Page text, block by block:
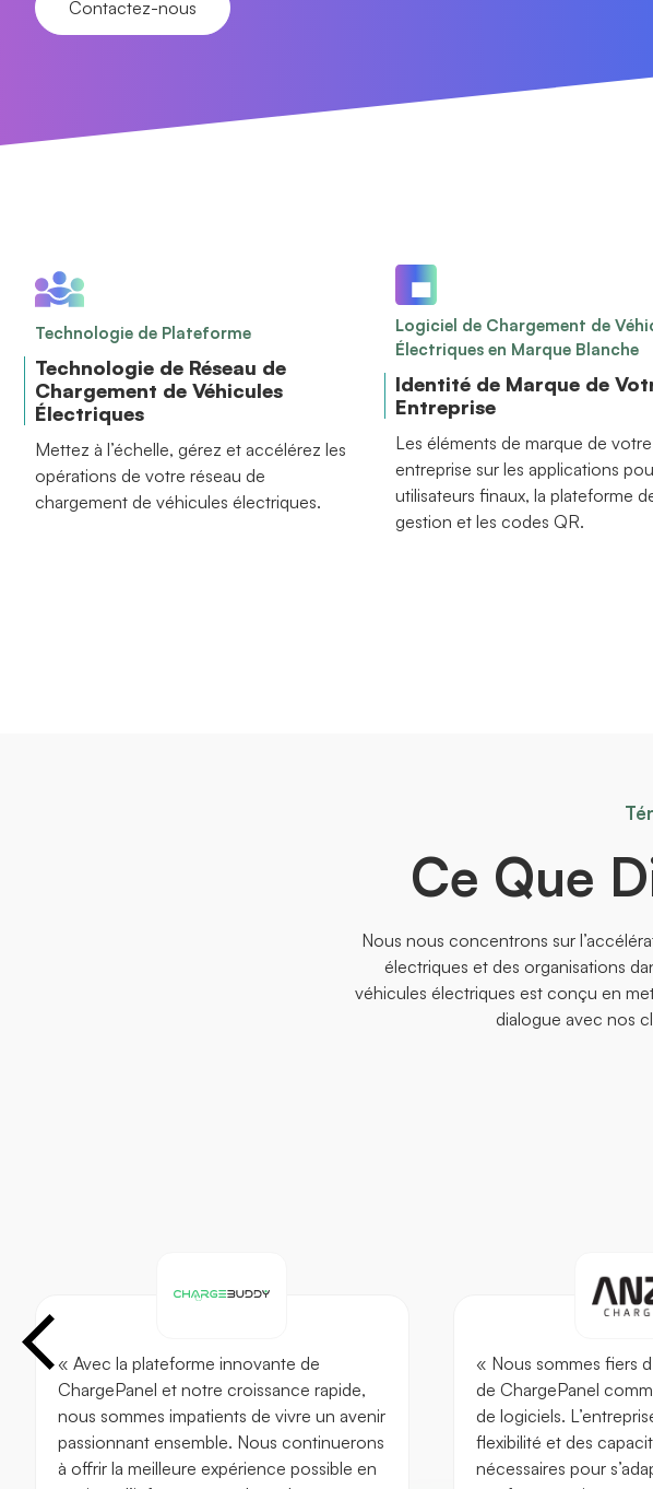
Contactez-nous
Technologie de Plateforme
Technologie de Réseau de
Chargement de Véhicules
Électriques
Mettez à l’échelle, gérez et accélérez les
opérations de votre réseau de
chargement de véhicules électriques.
Logiciel de Chargement de
Électriques en Marque Blanche
Identité de Marque de
Entreprise
Les éléments de marque de votre
entreprise sur les applications
utilisateurs finaux, la plateforme
gestion et les codes QR.
Ce Que
Nous nous concentrons sur
électriques et des organisations
véhicules électriques est conçu en
dialogue avec nos
« Avec la plateforme innovante de
ChargePanel et notre croissance rapide,
nous sommes impatients de vivre un avenir
passionnant ensemble. Nous continuerons
à offrir la meilleure expérience possible en
« Nous sommes fiers
de ChargePanel
de logiciels.
flexibilité et des
nécessaires pour